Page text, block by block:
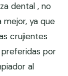
dental , no
mejor, ya que
crujientes
por
al